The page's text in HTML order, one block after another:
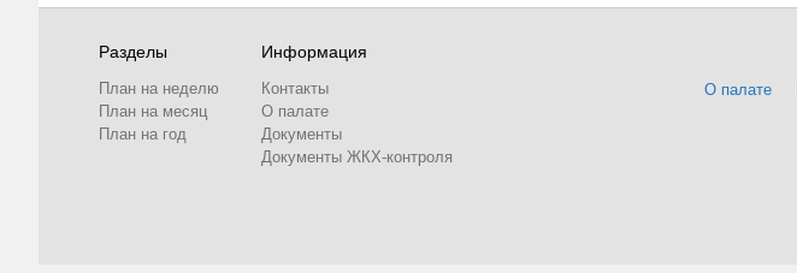
Разделы
План на неделю
План на месяц
План на год
Информация
Контакты
О палате
Документы
Документы ЖКХ-контроля
О палате